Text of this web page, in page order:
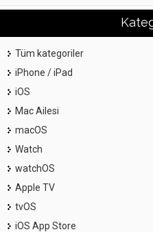
Tüm kategoriler
iPhone / iPad
iOS
Mac Ailesi
macOS
Watch
watchOS
Apple TV
tvOS
iOS App Store